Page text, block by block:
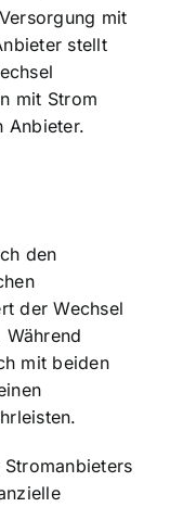
mit
stellt
mit Strom
Anbieter.
den
der Wechsel
mit beiden